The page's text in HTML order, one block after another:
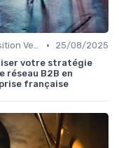
Acquisition Vendeurs •
25/08/2025
votre stratégie
réseau B2B en
française